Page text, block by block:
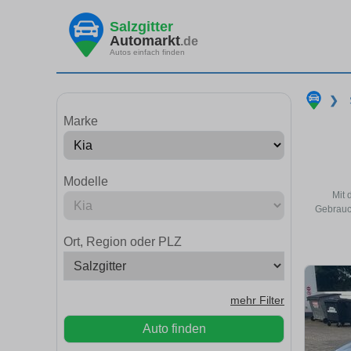
Salzgitter
Automarkt.de
Autos einfach finden
Marke
Modelle
Ort, Region oder PLZ
mehr Filter
Auto finden
❯
Mit